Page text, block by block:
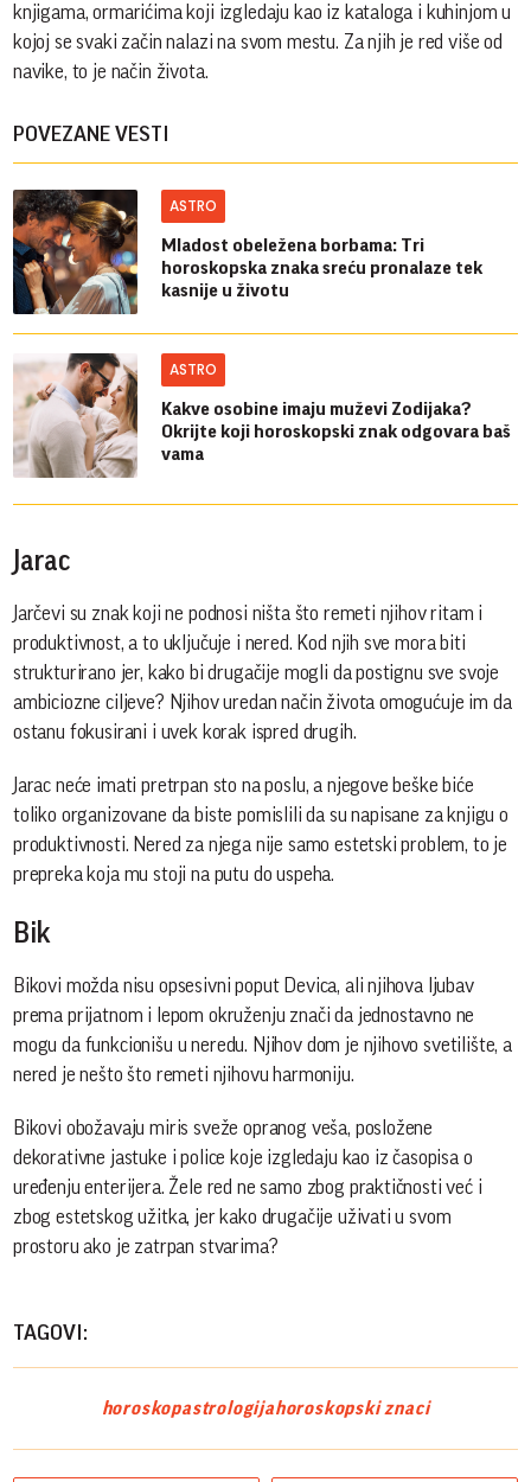
knjigama, ormarićima koji izgledaju kao iz kataloga i kuhinjom u
kojoj se svaki začin nalazi na svom mestu. Za njih je red više od
navike, to je način života.
POVEZANE VESTI
ASTRO
Mladost obeležena borbama: Tri
horoskopska znaka sreću pronalaze tek
kasnije u životu
ASTRO
Kakve osobine imaju muževi Zodijaka?
Okrijte koji horoskopski znak odgovara baš
vama
Jarac
Jarčevi su znak koji ne podnosi ništa što remeti njihov ritam i
produktivnost, a to uključuje i nered. Kod njih sve mora biti
strukturirano jer, kako bi drugačije mogli da postignu sve svoje
ambiciozne ciljeve? Njihov uredan način života omogućuje im da
ostanu fokusirani i uvek korak ispred drugih.
Jarac neće imati pretrpan sto na poslu, a njegove beške biće
toliko organizovane da biste pomislili da su napisane za knjigu o
produktivnosti. Nered za njega nije samo estetski problem, to je
prepreka koja mu stoji na putu do uspeha.
Bik
Bikovi možda nisu opsesivni poput Devica, ali njihova ljubav
prema prijatnom i lepom okruženju znači da jednostavno ne
mogu da funkcionišu u neredu. Njihov dom je njihovo svetilište, a
nered je nešto što remeti njihovu harmoniju.
Bikovi obožavaju miris sveže opranog veša, posložene
dekorativne jastuke i police koje izgledaju kao iz časopisa o
uređenju enterijera. Žele red ne samo zbog praktičnosti već i
zbog estetskog užitka, jer kako drugačije uživati u svom
prostoru ako je zatrpan stvarima?
TAGOVI:
horoskopastrologijahoroskopski znaci